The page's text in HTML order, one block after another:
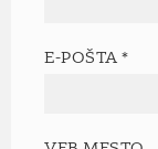
E-POŠTA*